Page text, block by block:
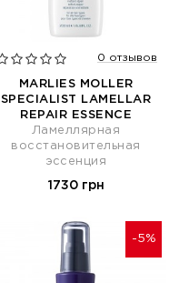
0 отзывов
MARLIES MOLLER
SPECIALIST LAMELLAR
REPAIR ESSENCE
Ламеллярная
восстановительная
эссенция
1730 грн
-5%